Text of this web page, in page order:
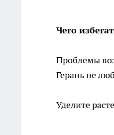
Чего
Проблемы
Герань не
Уделите